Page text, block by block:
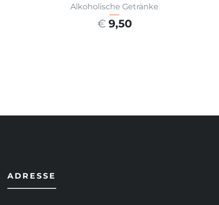
Alkoholische Getränke
€ 9,50
ADRESSE